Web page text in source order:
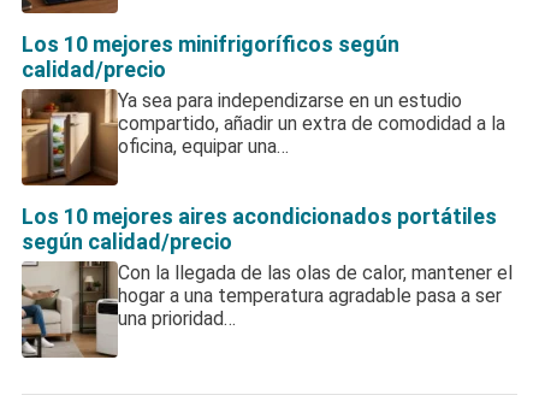
Los 10 mejores minifrigoríficos según
calidad/precio
Ya sea para independizarse en un estudio
compartido, añadir un extra de comodidad a la
oficina, equipar una…
Los 10 mejores aires acondicionados portátiles
según calidad/precio
Con la llegada de las olas de calor, mantener el
hogar a una temperatura agradable pasa a ser
una prioridad…